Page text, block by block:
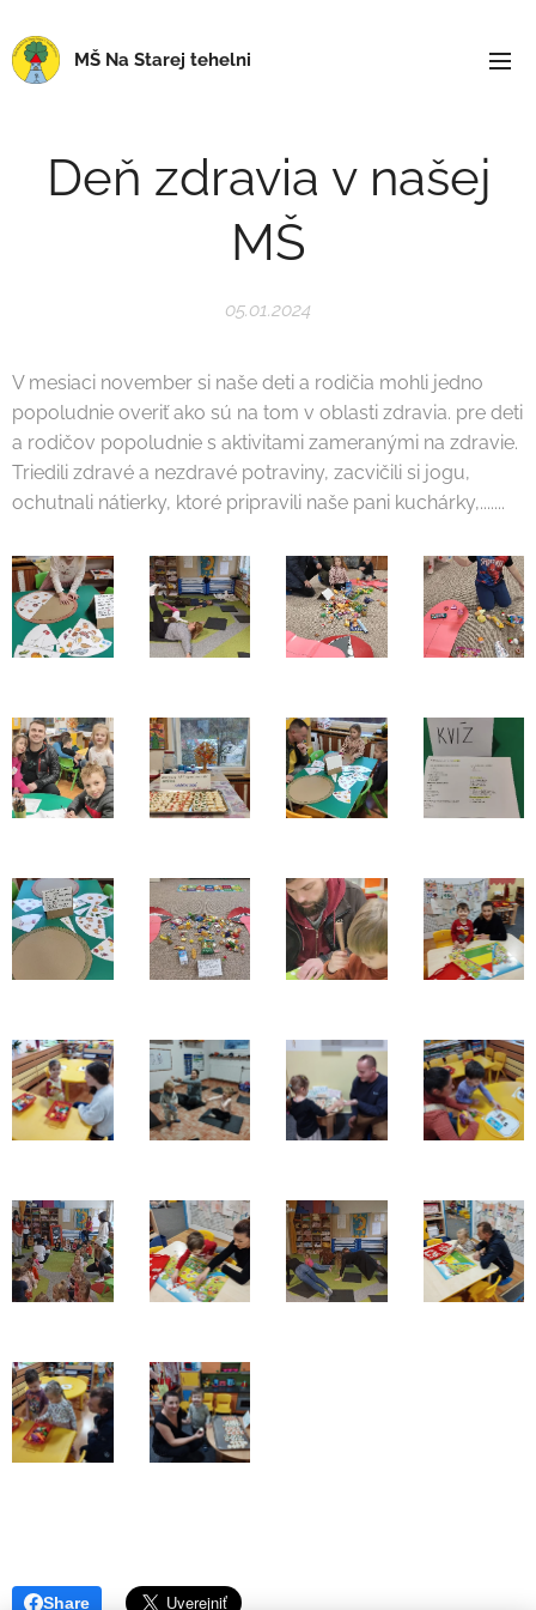
MŠ Na Starej tehelni
Deň zdravia v našej
MŠ
05.01.2024
V mesiaci november si naše deti a rodičia mohli jedno
popoludnie overiť ako sú na tom v oblasti zdravia. pre deti
a rodičov popoludnie s aktivitami zameranými na zdravie.
Triedili zdravé a nezdravé potraviny, zacvičili si jogu,
ochutnali nátierky, ktoré pripravili naše pani kuchárky,.......
Share